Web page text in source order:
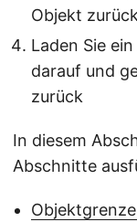
Objekt
Laden Sie
darauf und
zurück
In diesem
Abschnitte